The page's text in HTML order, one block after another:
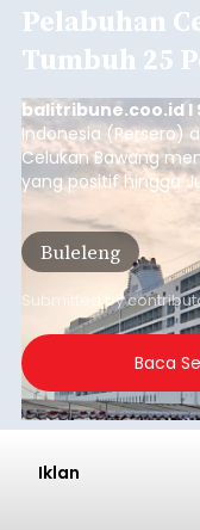
Pelabuhan
Tumbuh 25
balitribune.coo.id I
Indonesia (Persero)
Celukan Bawang
yang positif hingga
dari arus kapal
Tonnage (GT), atau
dibandingkan
yang tercatat
Buleleng
Submitted by
Baca
Iklan